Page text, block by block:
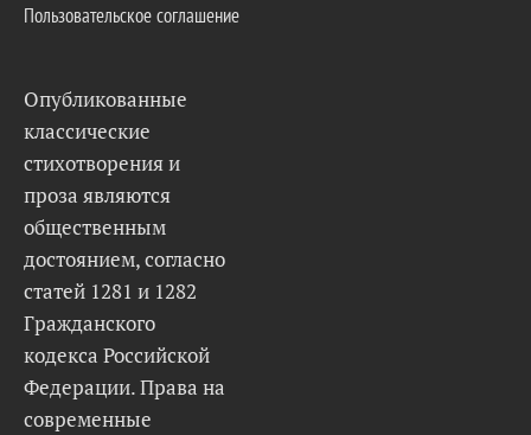
Пользовательское соглашение
Опубликованные
классические
стихотворения и
проза являются
общественным
достоянием, согласно
статей 1281 и 1282
Гражданского
кодекса Российской
Федерации. Права на
современные